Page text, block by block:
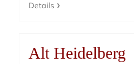
Details
Alt Heidelberg